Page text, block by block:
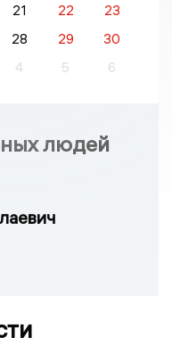
21 22
23
28 29
30
4 5 6
людей